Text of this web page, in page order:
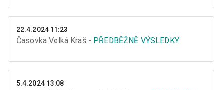
22.4.2024 11:23
Časovka Velká Kraš - PŘEDBĚŽNĚ VÝSLEDKY
5.4.2024 13:08